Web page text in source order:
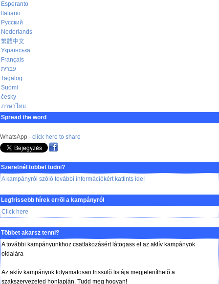
Esperanto
Italiano
Русский
Nederlands
繁體中文
Українська
Français
עברית
Tagalog
Suomi
česky
ภาษาไทย
Spread the word
WhatsApp - click here to share
Szeretnél többet tudni?
A kampányról szóló további információkért kattints ide!
Legfrissebb hírek errõl a kampányról
Click here
Többet akarsz tenni?
A további kampányunkhoz csatlakozásért látogass el az aktív kampányok
oldalára
Az aktív kampányok folyamatosan frissülõ listája megjeleníthetõ a
szakszervezeted honlapján. Tudd meg hogyan!